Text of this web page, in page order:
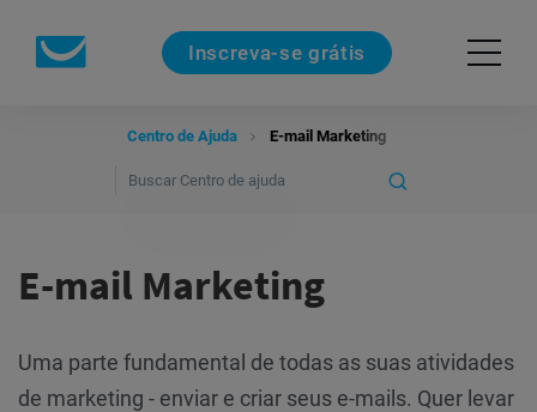
Inscreva-se grátis
Centro de Ajuda E-mail Marketing
E-mail Marketing
Uma parte fundamental de todas as suas atividades
de marketing - enviar e criar seus e-mails. Quer levar